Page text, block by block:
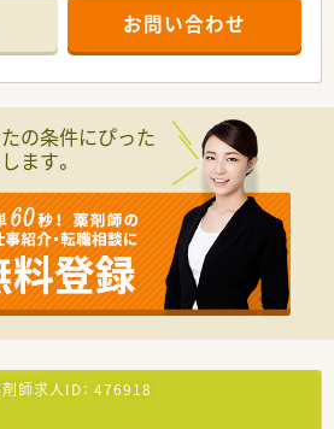
場の意見を大事にしている会社です。
善を含めた意見も発信しやすい環境づくりを
。
メインで出店されている会社で、ドクターと
お問い合わせ
の条件にぴった
ます。
師求人ID： 476918